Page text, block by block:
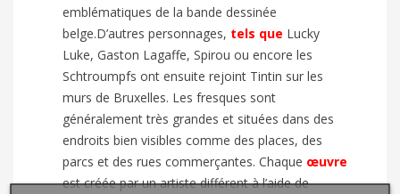
emblématiques de la bande dessinée
belge.D’autres personnages, tels que Lucky
Luke, Gaston Lagaffe, Spirou ou encore les
Schtroumpfs ont ensuite rejoint Tintin sur les
murs de Bruxelles. Les fresques sont
généralement très grandes et situées dans des
endroits bien visibles comme des places, des
parcs et des rues commerçantes. Chaque œuvre
est créée par un artiste différent à l’aide de